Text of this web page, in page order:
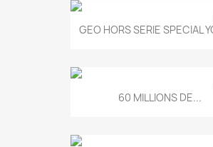
GEO HORS SERIE SPECIAL
60 MILLIONS DE...